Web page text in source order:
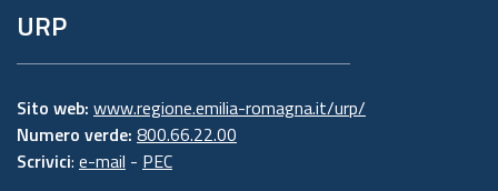
URP
Sito web: www.regione.emilia-romagna.it/urp/
Numero verde: 800.66.22.00
Scrivici: e-mail - PEC